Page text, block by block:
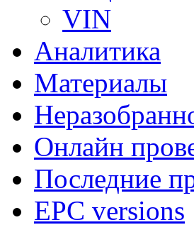
VIN
Аналитика
Материалы
Онлайн
Последние
EPC versions